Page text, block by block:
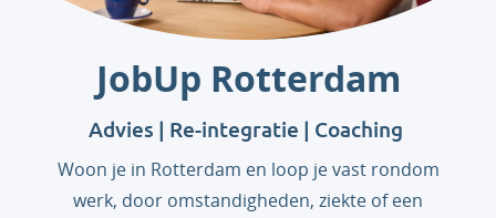
JobUp Rotterdam
Advies | Re-integratie | Coaching
Woon je in Rotterdam en loop je vast rondom
werk, door omstandigheden, ziekte of een